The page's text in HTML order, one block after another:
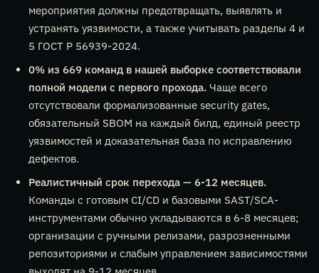
мероприятия должны предотвращать, выявлять и
устранять уязвимости, а также учитывать разделы 4 и
5 ГОСТ Р 56939-2024.
0% из 669 команд в нашей выборке соответствовали
полной модели с первого прохода. Чаще всего
отсутствовали формализованные security gates,
обязательный SBOM на каждый билд, единый реестр
уязвимостей и доказательная база по исправлению
дефектов.
Реалистичный срок перехода — 6-12 месяцев.
Команды с готовым CI/CD и базовыми SAST/SCA-
инструментами обычно укладываются в 6-8 месяцев;
организации с ручными релизами, разрозненными
репозиториями и слабым управлением зависимостями